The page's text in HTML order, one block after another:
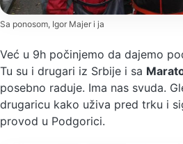
Sa ponosom, Igor Majer i ja
Već u 9h počinjemo da dajemo
Tu su i drugari iz Srbije i sa
posebno raduje. Ima nas svuda.
drugaricu kako uživa pred trku i
provod u Podgorici.